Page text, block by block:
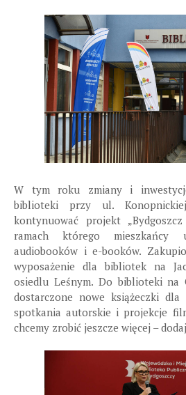
W tym roku zmiany i
biblioteki przy ul.
kontynuować projekt
ramach którego mieszkańcy
audiobooków i e-booków.
wyposażenie dla bibliotek na
osiedlu Leśnym. Do biblioteki na
dostarczone nowe książeczki
spotkania autorskie i projekcje
chcemy zrobić jeszcze więcej –